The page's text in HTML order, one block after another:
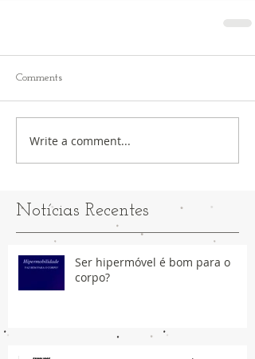
Comments
Write a comment...
Notícias Recentes
Ser hipermóvel é bom para o
corpo?